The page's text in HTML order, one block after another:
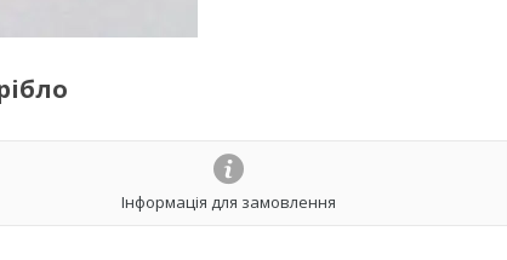
Інформація для замовлення